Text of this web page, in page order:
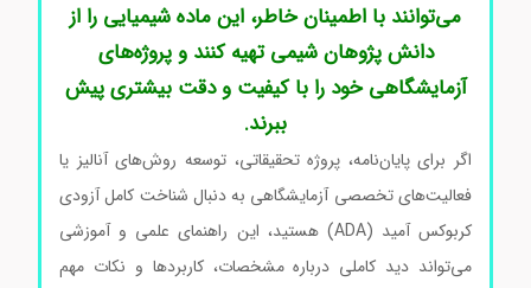
می‌توانند با اطمینان خاطر، این ماده شیمیایی را از
دانش پژوهان شیمی تهیه کنند و پروژه‌های
آزمایشگاهی خود را با کیفیت و دقت بیشتری پیش
ببرند.
اگر برای پایان‌نامه، پروژه تحقیقاتی، توسعه روش‌های آنالیز یا
فعالیت‌های تخصصی آزمایشگاهی به دنبال شناخت کامل آزودی‌
کربوکس آمید (ADA) هستید، این راهنمای علمی و آموزشی
می‌تواند دید کاملی درباره مشخصات، کاربردها و نکات مهم